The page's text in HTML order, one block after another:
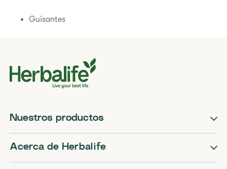
Guisantes
Nuestros productos
Acerca de Herbalife